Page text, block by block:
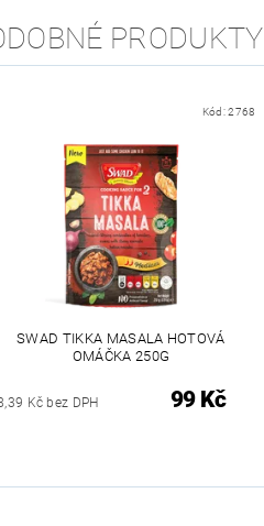
PRODUKTY
Kód:2768
SWAD TIKKA MASALA HOTOVÁ
OMÁČKA 250G
Kč bez DPH 99 Kč